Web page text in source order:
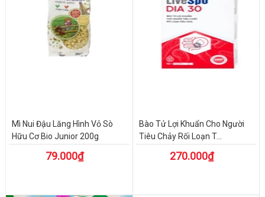
Mì Nui Đậu Lăng Hình Vỏ Sò
Hữu Cơ Bio Junior 200g
79.000₫
Bào Tử Lợi Khuẩn Cho Người
Tiêu Chảy Rối Loạn T...
270.000₫